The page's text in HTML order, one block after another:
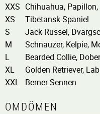
XXS Chihuahua,
XS
Tibetansk Spaniel
S
Jack Russel,
M
Schnauzer, Kelpie,
L
Bearded Collie,
XL
Golden Retriever,
XXL Berner Sennen
OMDÖMEN